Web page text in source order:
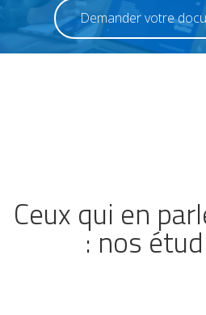
Demander votre
Ceux qui en
: nos